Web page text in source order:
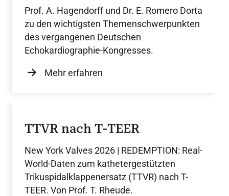
Prof. A. Hagendorff und Dr. E. Romero Dorta
zu den wichtigsten Themenschwerpunkten
des vergangenen Deutschen
Echokardiographie-Kongresses.
Mehr erfahren
TTVR nach T-TEER
New York Valves 2026 | REDEMPTION: Real-
World-Daten zum kathetergestützten
Trikuspidalklappenersatz (TTVR) nach T-
TEER. Von Prof. T. Rheude.